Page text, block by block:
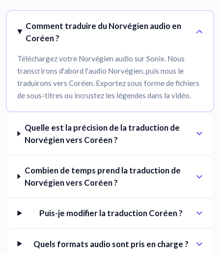
Comment traduire du Norvégien audio en
Coréen ?
Téléchargez votre Norvégien audio sur Sonix. Nous
transcrirons d'abord l'audio Norvégien, puis nous le
traduirons vers Coréen. Exportez sous forme de fichiers
de sous-titres ou incrustez les légendes dans la vidéo.
Quelle est la précision de la traduction de
Norvégien vers Coréen ?
Combien de temps prend la traduction de
Norvégien vers Coréen ?
Puis-je modifier la traduction Coréen ?
Quels formats audio sont pris en charge ?